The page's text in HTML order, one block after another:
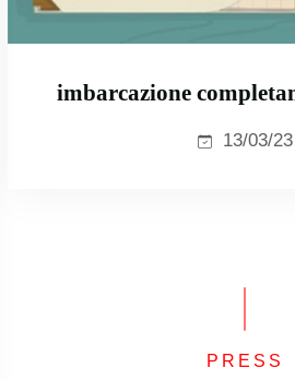
imbarcazione
13/03/23
PRESS